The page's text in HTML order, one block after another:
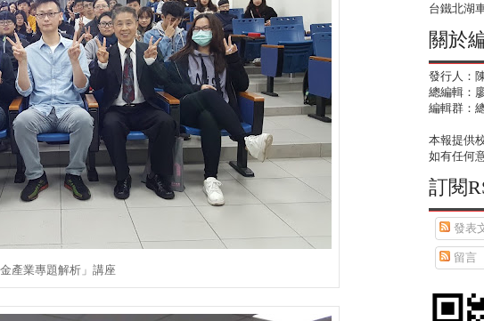
產業專題解析」講座
台鐵北湖
關於
發行人：
總編輯：
編輯群：
本報提供
如有任何
訂閱
發表
留言